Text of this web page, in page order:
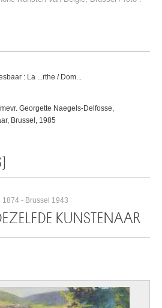
: La ...rthe / Dom...
Georgette Naegels-Delfosse,
Brussel, 1985
1874 - Brussel 1943
KUNSTENAAR